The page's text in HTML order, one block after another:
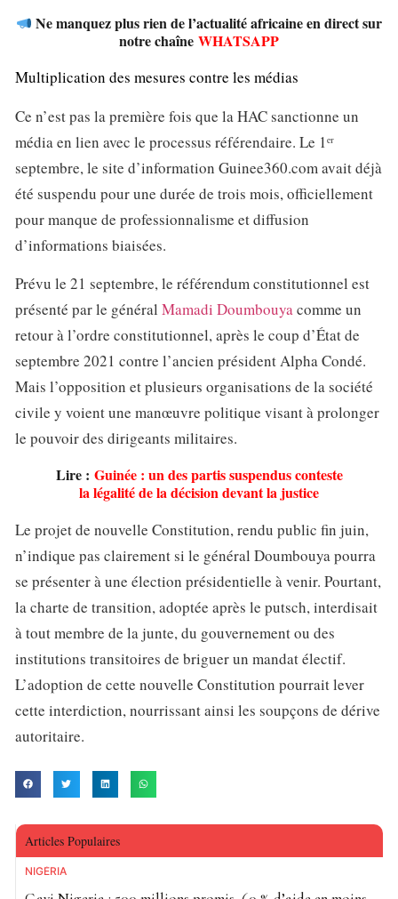
Ne manquez plus rien de l’actualité africaine en direct sur
notre chaîne WHATSAPP
Multiplication des mesures contre les médias
Ce n’est pas la première fois que la HAC sanctionne un
média en lien avec le processus référendaire. Le 1ᵉʳ
septembre, le site d’information Guinee360.com avait déjà
été suspendu pour une durée de trois mois, officiellement
pour manque de professionnalisme et diffusion
d’informations biaisées.
Prévu le 21 septembre, le référendum constitutionnel est
présenté par le général Mamadi Doumbouyacomme un
retour à l’ordre constitutionnel, après le coup d’État de
septembre 2021 contre l’ancien président Alpha Condé.
Mais l’opposition et plusieurs organisations de la société
civile y voient une manœuvre politique visant à prolonger
le pouvoir des dirigeants militaires.
Lire : Guinée : un des partis suspendus conteste
la légalité de la décision devant la justice
Le projet de nouvelle Constitution, rendu public fin juin,
n’indique pas clairement si le général Doumbouya pourra
se présenter à une élection présidentielle à venir. Pourtant,
la charte de transition, adoptée après le putsch, interdisait
à tout membre de la junte, du gouvernement ou des
institutions transitoires de briguer un mandat électif.
L’adoption de cette nouvelle Constitution pourrait lever
cette interdiction, nourrissant ainsi les soupçons de dérive
autoritaire.
Articles Populaires
NIGÉRIA